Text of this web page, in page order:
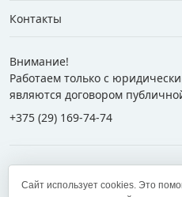
Контакты
Внимание!
Работаем только с
являются договором
+375 (29) 169-74-74
Сайт использует cookies. Это